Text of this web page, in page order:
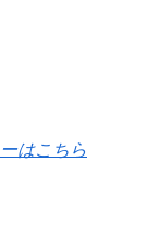
はこちら